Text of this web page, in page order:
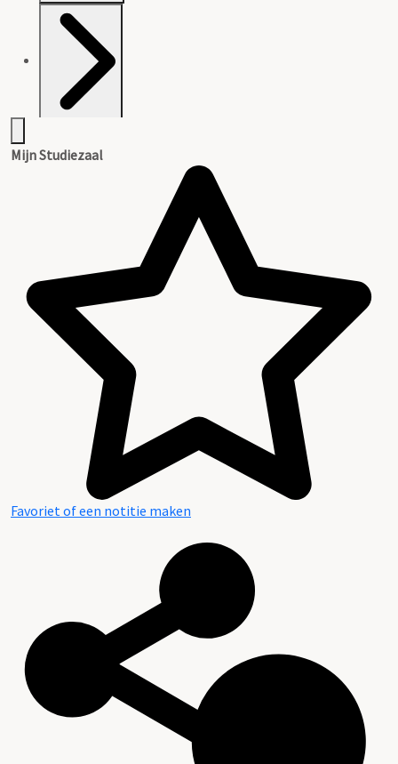
Inventaris
Mijn Studiezaal
Favoriet of een notitie maken